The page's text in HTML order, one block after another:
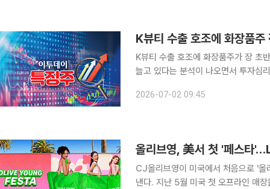
K뷰티 수출 호조에 화장품
K뷰티 수출 호조에 화장품주가 장 초
늘고 있다는 분석이 나오면서 투자심리가 개선된 것으
2026-07-02 09:45
올리브영, 美서 첫 '페스타
CJ올리브영이 미국에서 처음으로 '
낸다. 지난 5월 미국 첫 오프라인 매